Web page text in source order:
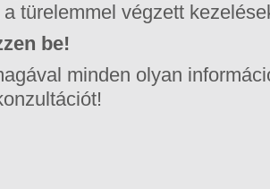
türelemmel végzett
be!
minden olyan